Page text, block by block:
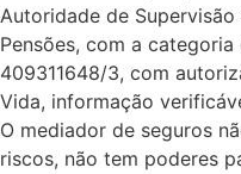
Autoridade de
Pensões, com a
409311648/3, com
Vida, informação
O mediador de seguros
riscos, não tem poderes